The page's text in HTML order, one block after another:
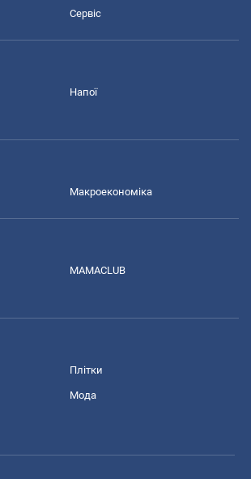
Сервіс
Напої
Макроекономіка
MAMACLUB
Плітки
Мода